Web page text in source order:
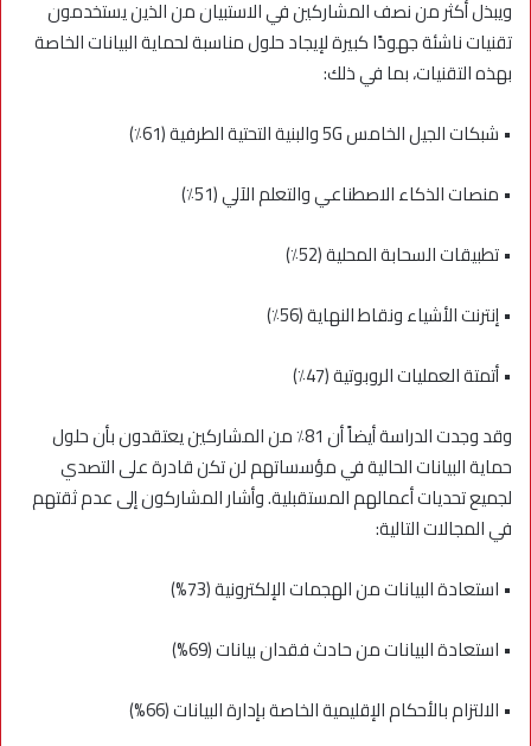
ويبذل أكثر من نصف المشاركين في الاستبيان من الذين يستخدمون
تقنيات ناشئة جهودًا كبيرة لإيجاد حلول مناسبة لحماية البيانات الخاصة
بهذه التقنيات، بما في ذلك:
• شبكات الجيل الخامس 5G والبنية التحتية الطرفية (61٪)
• منصات الذكاء الاصطناعي والتعلم الآلي (51٪)
• تطبيقات السحابة المحلية (52٪)
• إنترنت الأشياء ونقاط النهاية (56٪)
• أتمتة العمليات الروبوتية (47٪)
وقد وجدت الدراسة أيضاً أن 81٪ من المشاركين يعتقدون بأن حلول
حماية البيانات الحالية في مؤسساتهم لن تكن قادرة على التصدي
لجميع تحديات أعمالهم المستقبلية. وأشار المشاركون إلى عدم ثقتهم
في المجالات التالية:
• استعادة البيانات من الهجمات الإلكترونية (73%)
• استعادة البيانات من حادث فقدان بيانات (69%)
• الالتزام بالأحكام الإقليمية الخاصة بإدارة البيانات (66%)